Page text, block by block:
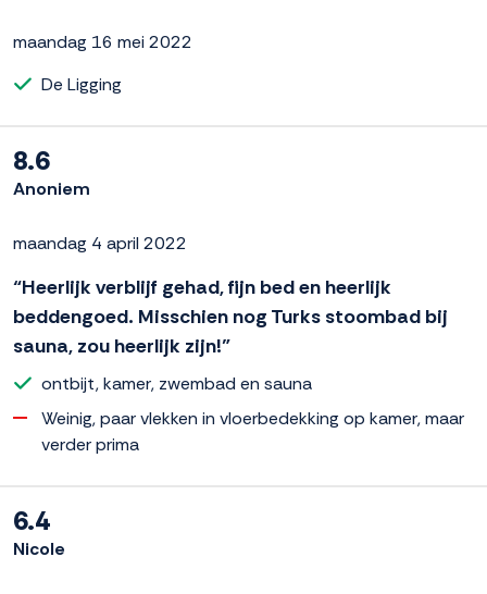
maandag 16 mei 2022
De Ligging
8.6
Anoniem
maandag 4 april 2022
“Heerlijk verblijf gehad, fijn bed en heerlijk
beddengoed. Misschien nog Turks stoombad bij
sauna, zou heerlijk zijn!”
ontbijt, kamer, zwembad en sauna
Weinig, paar vlekken in vloerbedekking op kamer, maar
verder prima
6.4
Nicole